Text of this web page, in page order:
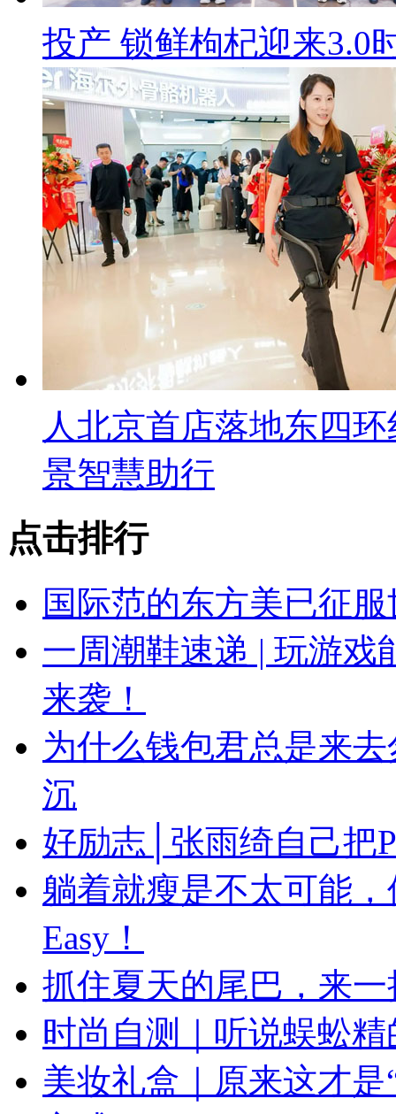
投产 锁鲜枸杞迎来3.0
人北京首店落地东四
景智慧助行
点击排行
国际范的东方美已征
一周潮鞋速递 | 玩游戏
来袭！
为什么钱包君总是来
沉
好励志│张雨绮自己
躺着就瘦是不太可能
Easy！
抓住夏天的尾巴，来
时尚自测｜听说蜈蚣
美妆礼盒｜原来这才